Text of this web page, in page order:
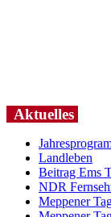
Aktuelles
Landleben
Beitrag Ems
NDR
Meppener